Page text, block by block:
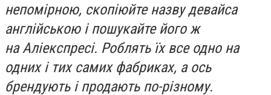
непомірною, скопіюйте назву девайса
англійською і пошукайте його ж
на Аліекспресі. Роблять їх все одно на
одних і тих самих фабриках, а ось
брендують і продають по-різному.